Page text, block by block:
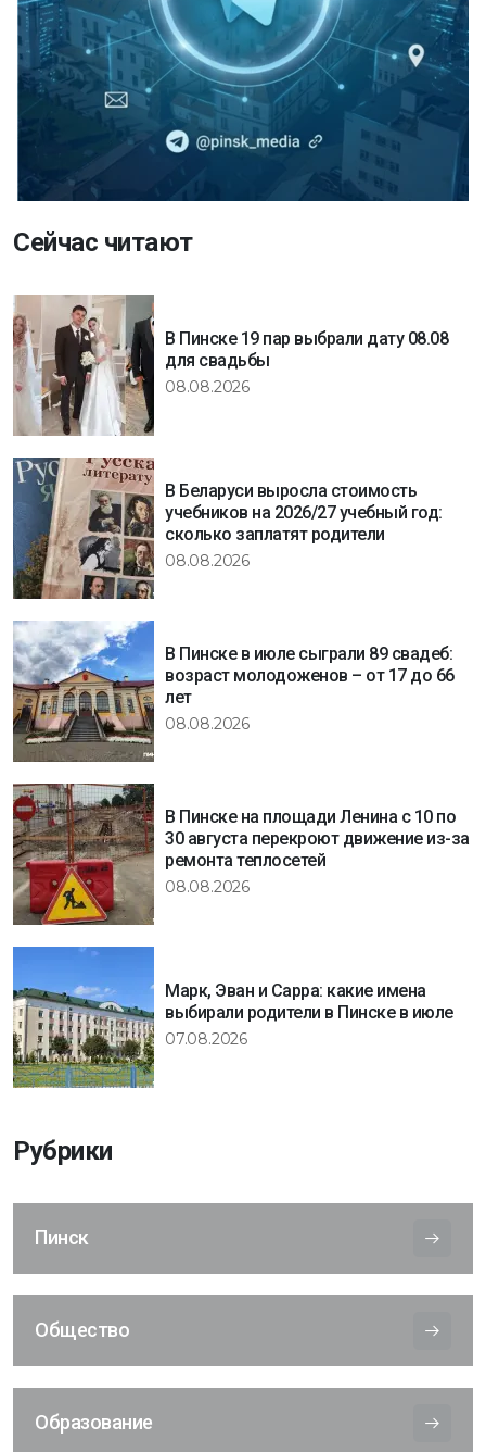
Сейчас читают
В Пинске 19 пар выбрали дату 08.08
для свадьбы
08.08.2026
В Беларуси выросла стоимость
учебников на 2026/27 учебный год:
сколько заплатят родители
08.08.2026
В Пинске в июле сыграли 89 свадеб:
возраст молодоженов – от 17 до 66
лет
08.08.2026
В Пинске на площади Ленина с 10 по
30 августа перекроют движение из-за
ремонта теплосетей
08.08.2026
Марк, Эван и Сарра: какие имена
выбирали родители в Пинске в июле
07.08.2026
Рубрики
Пинск
Общество
Образование